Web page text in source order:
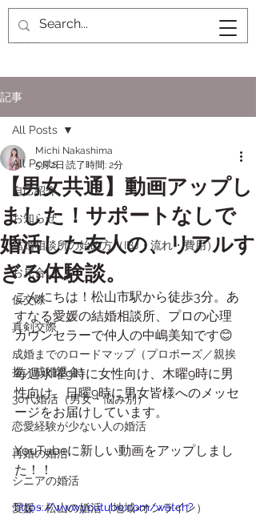
記事
All Posts
自己紹介
お知らせ
結婚相談所の始め方（IBJ・流れ・費用）
お見合い
仮交際
真剣交際
成婚までのロードマップ（プロポーズ／親挨
拶／成婚退会）
30代婚活（男女・悩み別）
恋愛経験が少ない人の婚活
再婚の婚活
シニアの婚活
愛媛・松山の婚活（地域×オンライン）
All Posts
【男女共通】動画アップし
ました！サポートなしで
婚活した友人の、リアルす
ぎる体験談。
Michi Nakashima
5月2日 読了時間: 2分
こんにちは！松山市駅から徒歩3分。あ
すなる愛媛の結婚相談所、プロの心理
カウンセラーで仲人の中嶋美知です😊
毎週水曜9時に女性向け、木曜9時に男
性向け、日曜9時に男女皆様へのメッセ
ージをお届けしています。
YouTubeに新しい動画をアップしまし
た！！
https://www.youtube.com/watch?